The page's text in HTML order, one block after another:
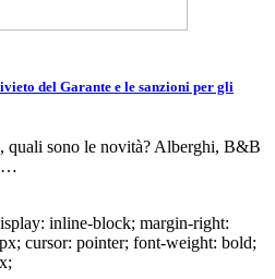
del Garante e le sanzioni per gli
quali sono le novità? Alberghi, B&B
…
inline-block; margin-right:
cursor: pointer; font-weight: bold;